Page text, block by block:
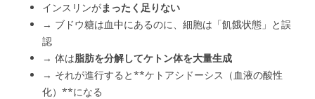
インスリンがまったく足りない
→ ブドウ糖は血中にあるのに、細胞は「飢餓状態」と誤
認
→ 体は脂肪を分解してケトン体を大量生成
→ それが進行すると**ケトアシドーシス（血液の酸性
化）**になる